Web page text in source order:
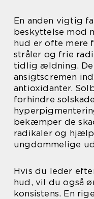
En anden vigtig
beskyttelse mod
hud er ofte mere
stråler og frie
tidlig ældning.
ansigtscremen
antioxidanter.
forhindre
bekæmper de
radikaler og
ungdommelige
Hvis du leder
hud, vil du også
konsistens. En